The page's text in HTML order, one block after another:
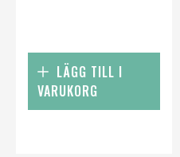
LÄGG TILL I
VARUKORG